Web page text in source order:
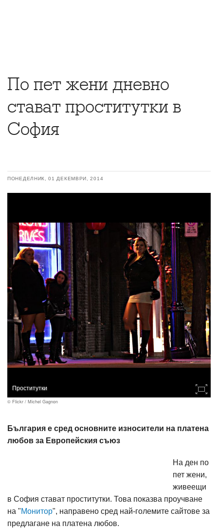
По пет жени дневно
стават проститутки в
София
ПОНЕДЕЛНИК, 01 ДЕКЕМВРИ, 2014
Проститутки
© Flickr / Michel Gagnon
България е сред основните износители на платена
любов за Европейския съюз
На ден по
пет жени,
живеещи
в София стават проститутки. Това показва проучване
на "Монитор", направено сред най-големите сайтове за
предлагане на платена любов.